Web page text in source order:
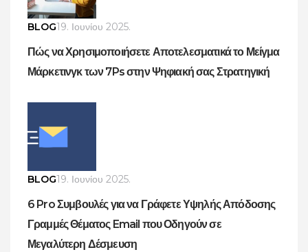
BLOG19. Ιουνίου 2025.
Πώς να Χρησιμοποιήσετε Αποτελεσματικά το Μείγμα
Μάρκετινγκ των 7Ps στην Ψηφιακή σας Στρατηγική
BLOG19. Ιουνίου 2025.
6 Pro Συμβουλές για να Γράφετε Υψηλής Απόδοσης
Γραμμές Θέματος Email που Οδηγούν σε
Μεγαλύτερη Δέσμευση